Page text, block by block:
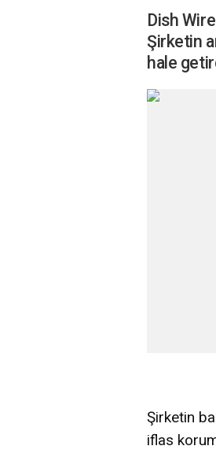
Dish
Şirketin
hale
Şirketin
iflas